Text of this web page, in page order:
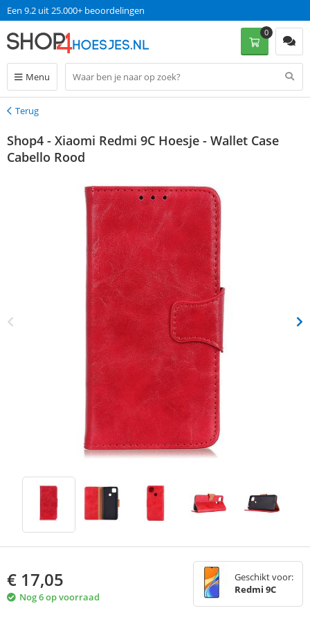
Een 9.2 uit 25.000+ beoordelingen
Menu
0
Terug
Terug
Shop4 - Xiaomi Redmi 9C Hoesje - Wallet Case
Cabello Rood
€ 17,05
Nog 6 op voorraad
Geschikt voor:
Redmi 9C